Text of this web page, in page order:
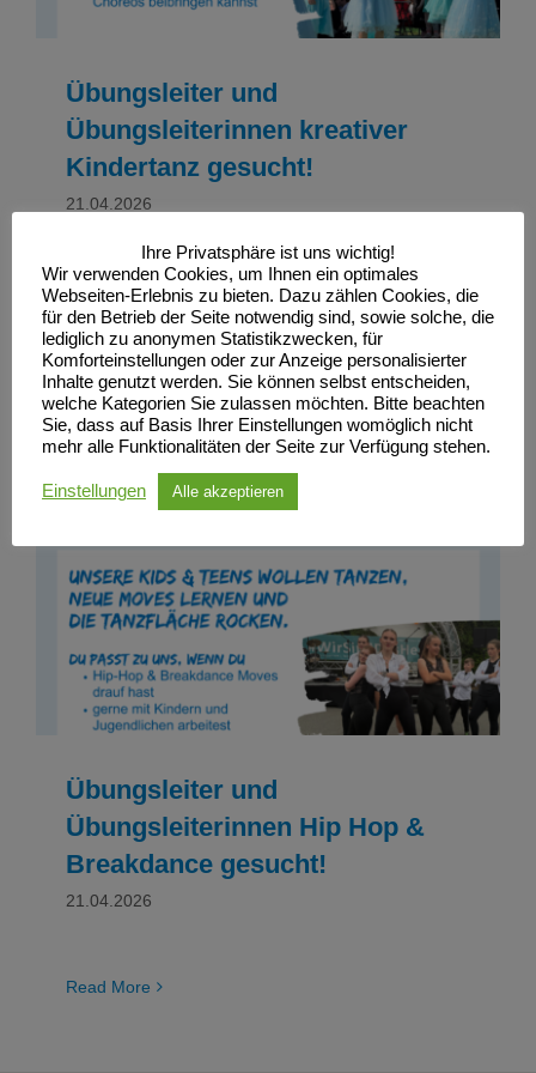
Übungsleiter und
Übungsleiterinnen kreativer
Kindertanz gesucht!
21.04.2026
Read More
& Breakdance gesucht!
NEWS Stellenangebote Tanzen
Übungsleiter und
Übungsleiterinnen Hip Hop &
Breakdance gesucht!
21.04.2026
Read More
Ihre Privatsphäre ist uns wichtig!
Wir verwenden Cookies, um Ihnen ein optimales
Webseiten-Erlebnis zu bieten. Dazu zählen Cookies, die
für den Betrieb der Seite notwendig sind, sowie solche, die
lediglich zu anonymen Statistikzwecken, für
Komforteinstellungen oder zur Anzeige personalisierter
Inhalte genutzt werden. Sie können selbst entscheiden,
welche Kategorien Sie zulassen möchten. Bitte beachten
Sie, dass auf Basis Ihrer Einstellungen womöglich nicht
mehr alle Funktionalitäten der Seite zur Verfügung stehen.
Einstellungen Alle akzeptieren